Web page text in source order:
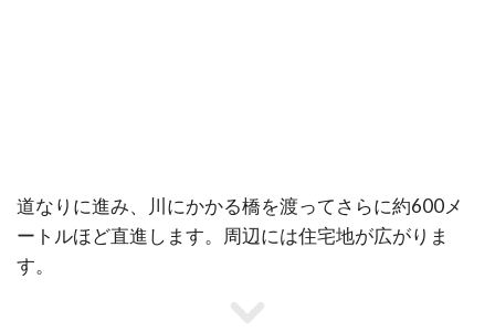
道なりに進み、川にかかる橋を渡ってさらに約600メ
ートルほど直進します。周辺には住宅地が広がりま
す。